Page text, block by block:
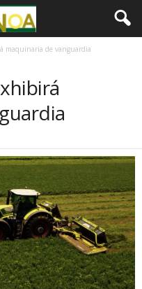
maquinaria de vanguardia